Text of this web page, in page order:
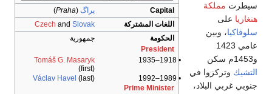
Capital پراگ (
Praha
)
اللغات المشتركة
Czech and Slovak
الحكومة
جمهورية
President
• 1918–1935
Tomáš G. Masaryk
(first)
• 1989–1992
Václav Havel (last)
Prime Minister
سيطرت مملكة
هنغاريا على
سلوفاكيا، وبين
عامي 1423
و1453م سكن
التشيك وتركزوا في
جنوبي غربي البلاد،